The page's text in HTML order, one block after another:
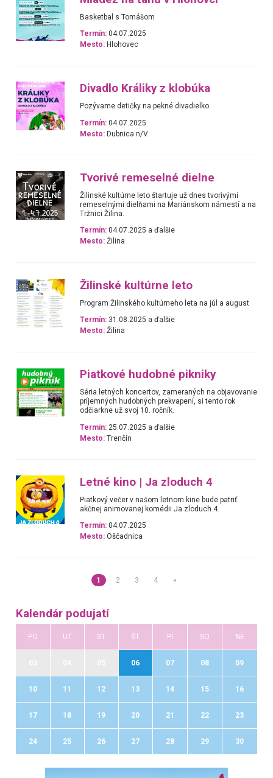
Basketbal s Tomášom
Termín: 04.07.2025
Mesto: Hlohovec
Divadlo Králiky z klobúka
Pozývame detičky na pekné divadielko.
Termín: 04.07.2025
Mesto: Dubnica n/V
Tvorivé remeselné dielne
Žilinské kultúrne leto štartuje už dnes tvorivými
remeselnými dielňami na Mariánskom námestí a na
Tržnici Žilina.
Termín: 04.07.2025 a ďalšie
Mesto: Žilina
Žilinské kultúrne leto
Program Žilinského kultúrneho leta na júl a august
Termín: 31.08.2025 a ďalšie
Mesto: Žilina
Piatkové hudobné pikniky
Séria letných koncertov, zameraných na objavovanie
príjemných hudobných prekvapení, si tento rok
odčiarkne už svoj 10. ročník.
Termín: 25.07.2025 a ďalšie
Mesto: Trenčín
Letné kino | Ja zloduch 4
Piatkový večer v našom letnom kine bude patriť
akčnej animovanej komédii Ja zloduch 4.
Termín: 04.07.2025
Mesto: Oščadnica
1 2 3 4 »
Kalendár podujatí
PO UT ST ŠT PI SO NE
06 07 08 09
10 11 12 13 14 15 16
17 18 19 20 21 22 23
24 25 26 27 28 29 30